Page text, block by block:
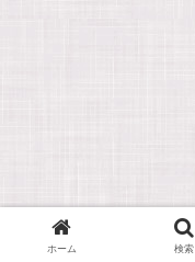
ホーム 検索